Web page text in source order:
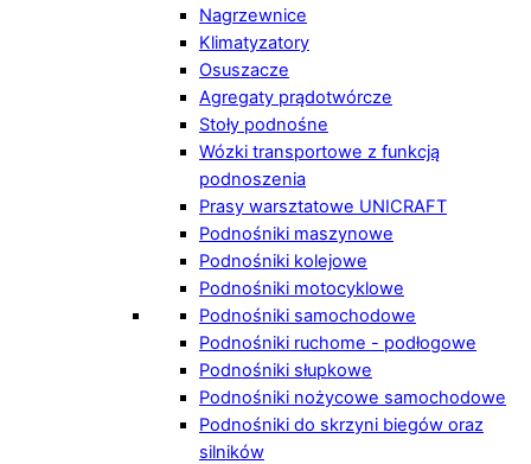
Nagrzewnice
Klimatyzatory
Osuszacze
Agregaty prądotwórcze
Stoły podnośne
Wózki transportowe z funkcją
podnoszenia
Prasy warsztatowe UNICRAFT
Podnośniki maszynowe
Podnośniki kolejowe
Podnośniki motocyklowe
Podnośniki samochodowe
Podnośniki ruchome - podłogowe
Podnośniki słupkowe
Podnośniki nożycowe samochodowe
Podnośniki do skrzyni biegów oraz
silników